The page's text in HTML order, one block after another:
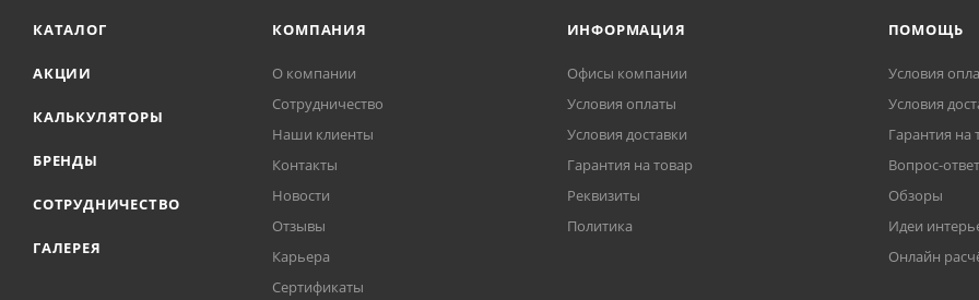
КАТАЛОГ
АКЦИИ
КАЛЬКУЛЯТОРЫ
БРЕНДЫ
СОТРУДНИЧЕСТВО
ГАЛЕРЕЯ
КОМПАНИЯ
О компании
Сотрудничество
Наши клиенты
Контакты
Новости
Отзывы
Карьера
Сертификаты
ИНФОРМАЦИЯ
Офисы компании
Условия оплаты
Условия доставки
Гарантия на товар
Реквизиты
Политика
ПОМОЩЬ
Условия
Условия
Гарантия на
Вопрос-ответ
Обзоры
Идеи
Онлайн